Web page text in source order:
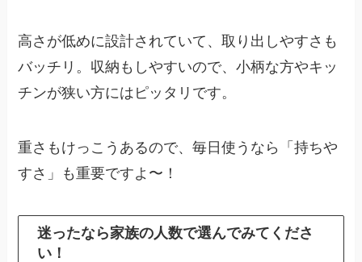
高さが低めに設計されていて、取り出しやすさも
バッチリ。収納もしやすいので、小柄な方やキッ
チンが狭い方にはピッタリです。
重さもけっこうあるので、毎日使うなら「持ちや
すさ」も重要ですよ〜！
迷ったなら家族の人数で選んでみてくださ
い！